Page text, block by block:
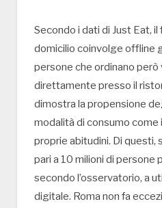
Secondo i dati di Just Eat,
domicilio coinvolge offline
persone che ordinano però
direttamente presso il
dimostra la propensione
modalità di consumo come
proprie abitudini. Di questi,
pari a 10 milioni di persone
secondo l’osservatorio, a
digitale. Roma non fa